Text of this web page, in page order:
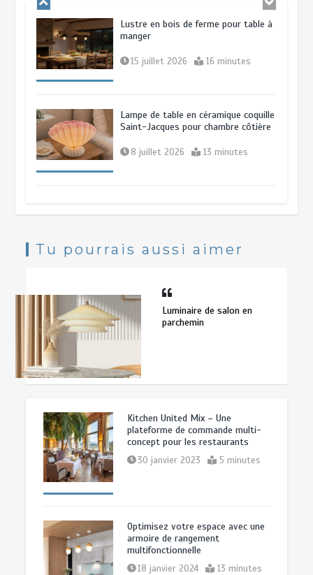
Lustre en bois de ferme pour table à
manger
15 juillet 2026 16 minutes
Lampe de table en céramique coquille
Saint-Jacques pour chambre côtière
8 juillet 2026 13 minutes
fumé pour la décoration de
1 juillet 2026 16 minutes
Lampe de sol en teck style mid-
century pour la chambre
Lustre en bois de ferme pour table à
15 juillet 2026 16 minutes
Tu pourrais aussi aimer
Luminaire de salon en
parchemin
Kitchen United Mix – Une
plateforme de commande multi-
concept pour les restaurants
30 janvier 2023 5 minutes
Optimisez votre espace avec une
armoire de rangement
multifonctionnelle
18 janvier 2024 13 minutes